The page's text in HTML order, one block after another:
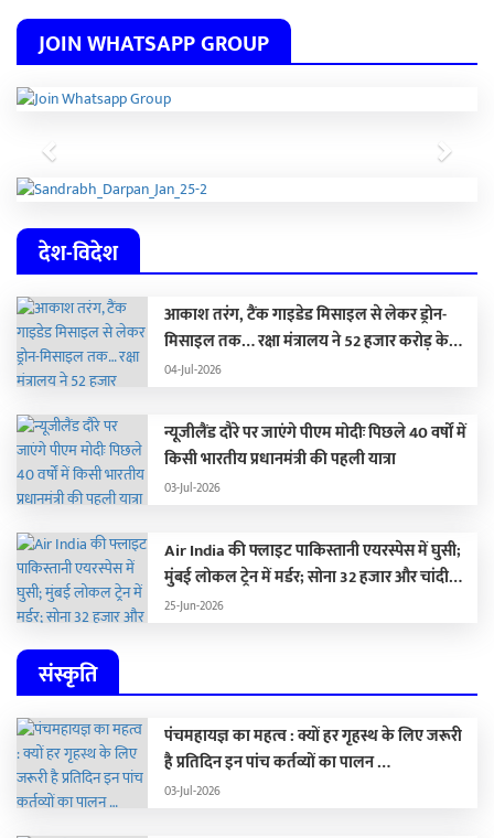
JOIN WHATSAPP GROUP
Previous Next
देश-विदेश
आकाश तरंग, टैंक गाइडेड मिसाइल से लेकर ड्रोन-
मिसाइल तक… रक्षा मंत्रालय ने 52 हजार करोड़ के
हथियार खरीदने की मंजूरी दी
04-Jul-2026
न्यूजीलैंड दौरे पर जाएंगे पीएम मोदीः पिछले 40 वर्षों में
किसी भारतीय प्रधानमंत्री की पहली यात्रा
03-Jul-2026
Air India की फ्लाइट पाकिस्तानी एयरस्पेस में घुसी;
मुंबई लोकल ट्रेन में मर्डर; सोना 32 हजार और चांदी
1.59 लाख रुपए सस्ती
25-Jun-2026
संस्कृति
पंचमहायज्ञ का महत्व : क्यों हर गृहस्थ के लिए जरूरी
है प्रतिदिन इन पांच कर्तव्यों का पालन …
03-Jul-2026